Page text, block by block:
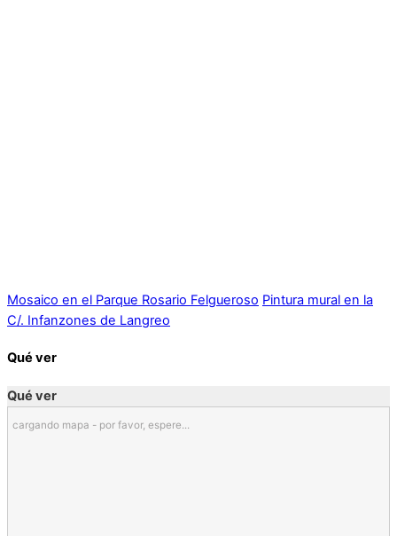
Mosaico en el Parque Rosario Felgueroso Pintura mural en la
C/. Infanzones de Langreo
Qué ver
Qué ver
cargando mapa - por favor, espere...